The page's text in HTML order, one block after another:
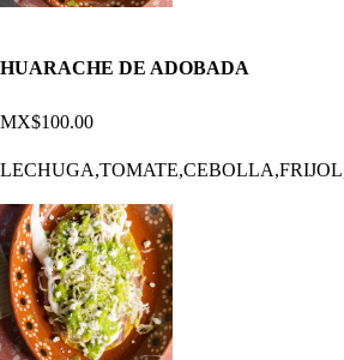
HUARACHE DE ADOBADA
MX$100.00